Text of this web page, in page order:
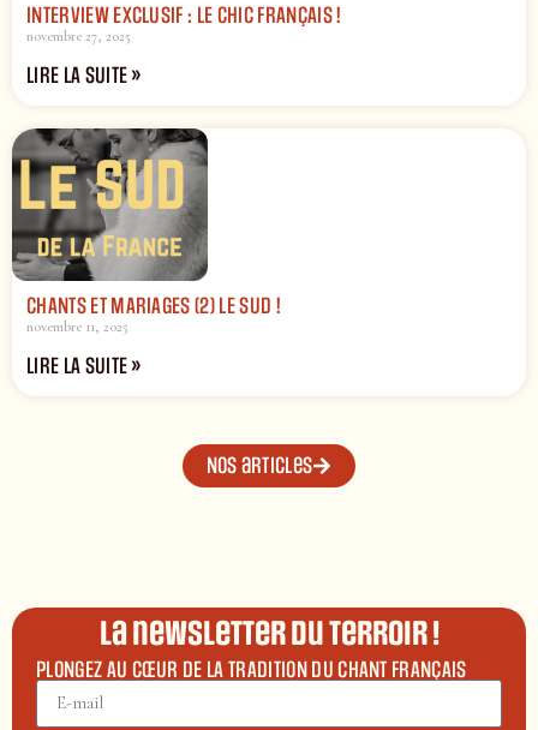
INTERVIEW EXCLUSIF : LE CHIC FRANÇAIS !
novembre 27, 2025
LIRE LA SUITE »
CHANTS ET MARIAGES (2) LE SUD !
novembre 11, 2025
LIRE LA SUITE »
Nos articles
La newsletter du terroir !
PLONGEZ AU CŒUR DE LA TRADITION DU CHANT FRANÇAIS